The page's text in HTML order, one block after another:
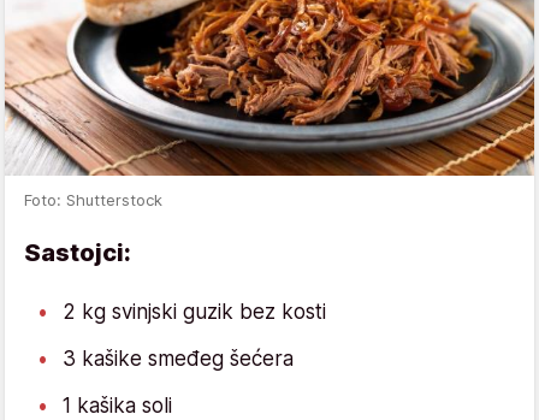
Foto: Shutterstock
Sastojci:
2 kg svinjski guzik bez kosti
3 kašike smeđeg šećera
1 kašika soli